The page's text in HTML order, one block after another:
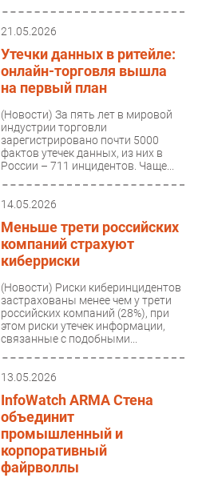
21.05.2026
Утечки данных в ритейле:
онлайн-торговля вышла
на первый план
(Новости) За пять лет в мировой
индустрии торговли
зарегистрировано почти 5000
фактов утечек данных, из них в
России – 711 инцидентов. Чаще...
14.05.2026
Меньше трети российских
компаний страхуют
киберриски
(Новости) Риски киберинцидентов
застрахованы менее чем у трети
российских компаний (28%), при
этом риски утечек информации,
связанные с подобными...
13.05.2026
InfoWatch ARMA Стена
объединит
промышленный и
корпоративный
файрволлы